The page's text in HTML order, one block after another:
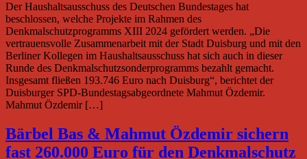
Der Haushaltsausschuss des Deutschen Bundestages hat
beschlossen, welche Projekte im Rahmen des
Denkmalschutzprogramms XIII 2024 gefördert werden. „Die
vertrauensvolle Zusammenarbeit mit der Stadt Duisburg und mit den
Berliner Kollegen im Haushaltsausschuss hat sich auch in dieser
Runde des Denkmalschutzsonderprogramms bezahlt gemacht.
Insgesamt fließen 193.746 Euro nach Duisburg“, berichtet der
Duisburger SPD-Bundestagsabgeordnete Mahmut Özdemir.
Mahmut Özdemir […]
Bärbel Bas & Mahmut Özdemir sichern
fast 260.000 Euro für den Denkmalschutz